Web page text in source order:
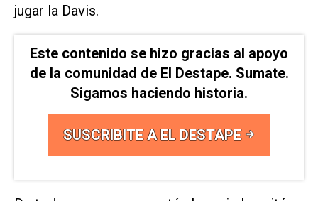
jugar la Davis.
Este contenido se hizo gracias al apoyo
de la comunidad de El Destape. Sumate.
Sigamos haciendo historia.
SUSCRIBITE A EL DESTAPE